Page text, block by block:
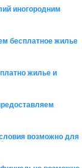
иногородним
бесплатное жилье
жилье и
возможно для